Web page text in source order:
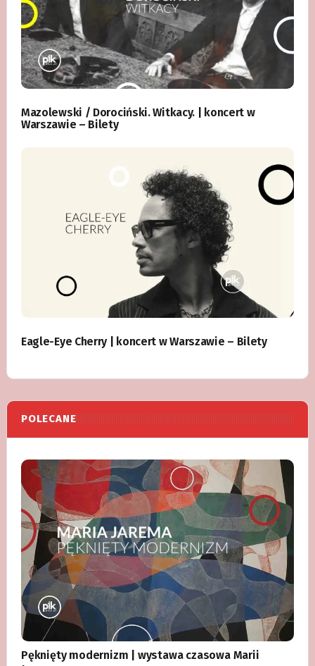
Mazolewski / Dorociński. Witkacy. | koncert w
Warszawie – Bilety
Eagle-Eye Cherry | koncert w Warszawie – Bilety
POLECANE
Pęknięty modernizm | wystawa czasowa Marii